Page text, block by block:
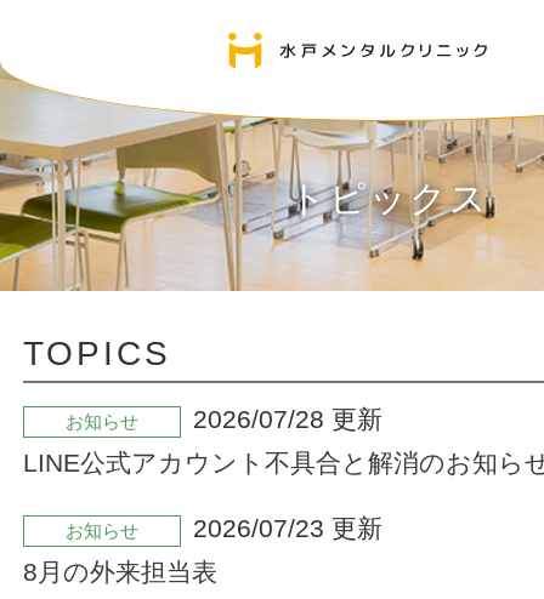
トピックス
TOPICS
お知らせ
2026/07/28 更新
LINE公式アカウント不具合と解消のお知ら
お知らせ
2026/07/23 更新
8月の外来担当表